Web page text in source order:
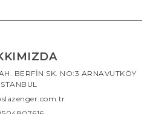
BERFİN SK. NO:3 ARNAVUTKÖY